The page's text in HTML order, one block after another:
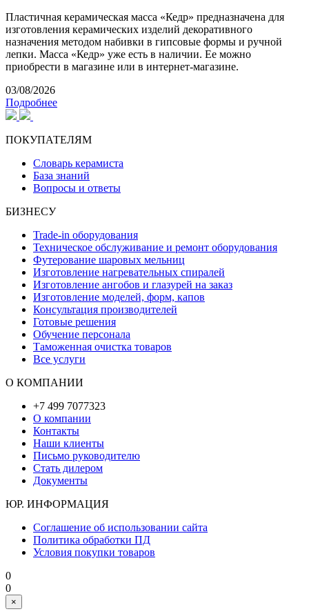
Пластичная керамическая масса «Кедр» предназначена для
изготовления керамических изделий декоративного
назначения методом набивки в гипсовые формы и ручной
лепки. Масса «Кедр» уже есть в наличии. Ее можно
приобрести в магазине или в интернет-магазине.
03/08/2026
Подробнее
ПОКУПАТЕЛЯМ
Словарь керамиста
База знаний
Вопросы и ответы
БИЗНЕСУ
Trade-in оборудования
Техническое обслуживание и ремонт оборудования
Футерование шаровых мельниц
Изготовление нагревательных спиралей
Изготовление ангобов и глазурей на заказ
Изготовление моделей, форм, капов
Консультация производителей
Готовые решения
Обучение персонала
Таможенная очистка товаров
Все услуги
О КОМПАНИИ
+7 499 7077323
О компании
Контакты
Наши клиенты
Письмо руководителю
Стать дилером
Документы
ЮР. ИНФОРМАЦИЯ
Соглашение об использовании сайта
Политика обработки ПД
Условия покупки товаров
0
0
×